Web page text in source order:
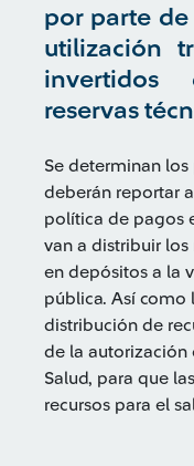
por parte de
utilización
invertidos
reservas
Se determinan los
deberán reportar
política de pagos
van a distribuir
en depósitos a la
pública. Así como
distribución de
de la
Salud, para que
recursos para el